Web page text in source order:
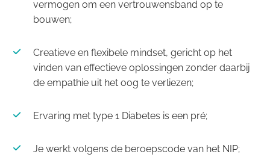
vermogen om een vertrouwensband op te
bouwen;
Creatieve en flexibele mindset, gericht op het
vinden van effectieve oplossingen zonder daarbij
de empathie uit het oog te verliezen;
Ervaring met type 1 Diabetes is een pré;
Je werkt volgens de beroepscode van het NIP;